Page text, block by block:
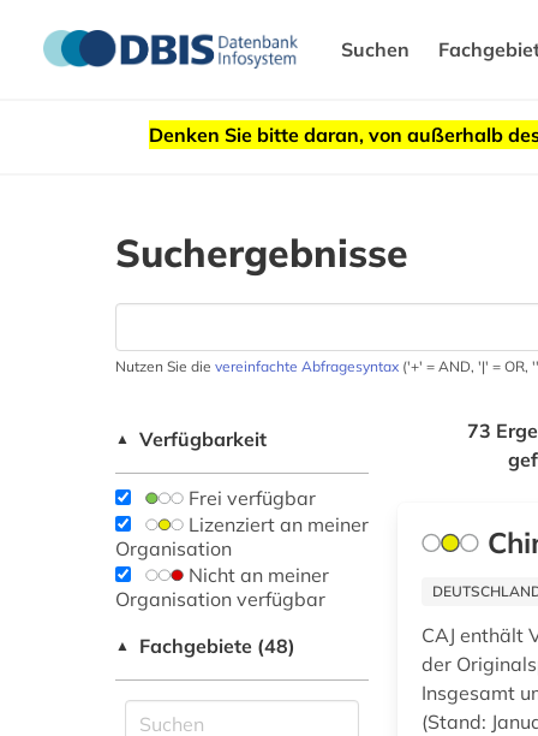
Suchen
Denken Sie bitte daran, von außerhalb
Suchergebnisse
Nutzen Sie die vereinfachte Abfragesyntax ('+' = AND, '|' = OR,
▲ Verfügbarkeit
Frei verfügbar
Lizenziert an meiner
Organisation
Nicht an meiner
Organisation verfügbar
▲ Fachgebiete (48)
73
CAJ enthält
der
Insgesamt
(Stand: